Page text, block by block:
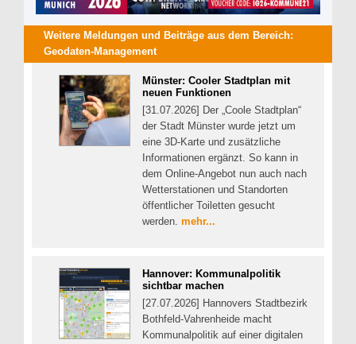
Weitere Meldungen und Beiträge aus dem Bereich:
Geodaten-Management
Münster: Cooler Stadtplan mit
neuen Funktionen
[31.07.2026] Der „Coole Stadtplan“
der Stadt Münster wurde jetzt um
eine 3D-Karte und zusätzliche
Informationen ergänzt. So kann in
dem Online-Angebot nun auch nach
Wetterstationen und Standorten
öffentlicher Toiletten gesucht
werden. mehr...
Hannover: Kommunalpolitik
sichtbar machen
[27.07.2026] Hannovers Stadtbezirk
Bothfeld-Vahrenheide macht
Kommunalpolitik auf einer digitalen